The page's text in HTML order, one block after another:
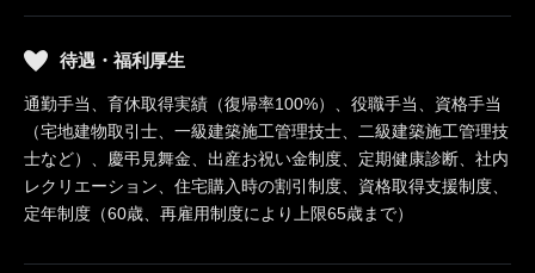
待遇・福利厚生
通勤手当、育休取得実績（復帰率100%）、役職手当、資格手当
（宅地建物取引士、一級建築施工管理技士、二級建築施工管理技
士など）、慶弔見舞金、出産お祝い金制度、定期健康診断、社内
レクリエーション、住宅購入時の割引制度、資格取得支援制度、
定年制度（60歳、再雇用制度により上限65歳まで）